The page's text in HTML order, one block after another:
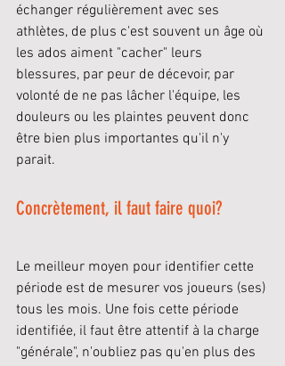
échanger régulièrement avec ses
athlètes, de plus c'est souvent un âge où
les ados aiment "cacher" leurs
blessures, par peur de décevoir, par
volonté de ne pas lâcher l'équipe, les
douleurs ou les plaintes peuvent donc
être bien plus importantes qu'il n'y
parait.
Concrètement, il faut faire quoi?
Le meilleur moyen pour identifier cette
période est de mesurer vos joueurs (ses)
tous les mois. Une fois cette période
identifiée, il faut être attentif à la charge
"générale", n'oubliez pas qu'en plus des